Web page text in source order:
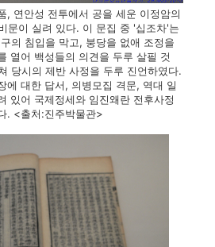
, 연안성 전투에서 공을 세운 이정암의
문이 실려 있다. 이 문집 중 '십조차'는
의 침입을 막고, 붕당을 없애 조정을
열어 백성들의 의견을 두루 살필 것
당시의 제반 사정을 두루 진언하였다.
에 대한 답서, 의병모집 격문, 역대 일
있어 국제정세와 임진왜란 전후사정
. <출처:진주박물관>